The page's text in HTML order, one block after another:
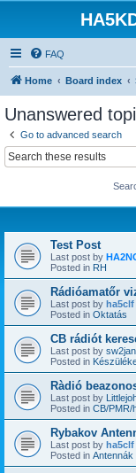
FAQ
Home Board index
Unanswered
Go to advanced search
Test Post
Last post by
Posted in RH
Rádióamatőr
Last post by ha5clf
Posted in Oktatás
CB rádiót
Last post by
Posted in
Ràdió
Last post by
Posted in CB/PMR/
Rybakov
Last post by ha5clf
Posted in Antennák